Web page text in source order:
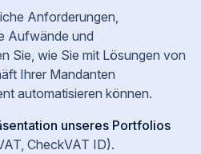
Anforderungen,
Aufwände und
Sie, wie Sie mit Lösungen von
Ihrer Mandanten
automatisieren können.
unseres Portfolios
CheckVAT ID).